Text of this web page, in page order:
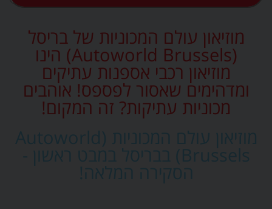
מוזיאון עולם המכוניות של בריסל
(Autoworld Brussels) הינו
מוזיאון רכבי אספנות עתיקים
ומדהימים שאסור לפספס! אוהבים
מכוניות עתיקות? זה המקום!
מוזיאון עולם המכוניות (Autoworld
Brussels) בבריסל במבט ראשון -
הסקירה המלאה!